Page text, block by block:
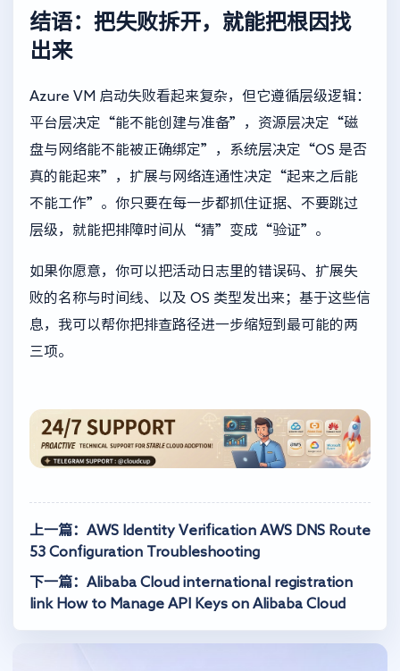
结语：把失败拆开，就能把根因找
出来
Azure VM 启动失败看起来复杂，但它遵循层级逻辑：
平台层决定“能不能创建与准备”，资源层决定“磁
盘与网络能不能被正确绑定”，系统层决定“OS 是否
真的能起来”，扩展与网络连通性决定“起来之后能
不能工作”。你只要在每一步都抓住证据、不要跳过
层级，就能把排障时间从“猜”变成“验证”。
如果你愿意，你可以把活动日志里的错误码、扩展失
败的名称与时间线、以及 OS 类型发出来；基于这些信
息，我可以帮你把排查路径进一步缩短到最可能的两
三项。
上一篇：AWS Identity Verification AWS DNS Route
53 Configuration Troubleshooting
下一篇：Alibaba Cloud international registration
link How to Manage API Keys on Alibaba Cloud